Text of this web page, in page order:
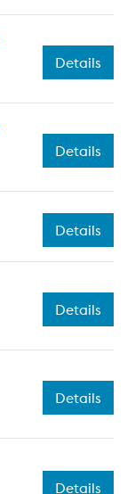
Details
Details
Details
Details
Details
Details